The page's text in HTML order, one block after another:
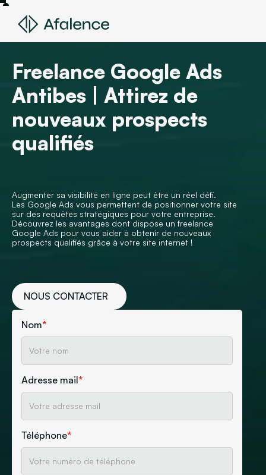
Freelance Google Ads
Antibes | Attirez de
nouveaux prospects
qualifiés
Augmenter sa visibilité en ligne peut être un réel défi.
Les Google Ads vous permettent de positionner votre site
sur des requêtes stratégiques pour votre entreprise.
Découvrez les avantages dont dispose un freelance
Google Ads pour vous aider à obtenir de nouveaux
prospects qualifiés grâce à votre site internet !
NOUS CONTACTER
Nom*
Adresse mail*
Téléphone*